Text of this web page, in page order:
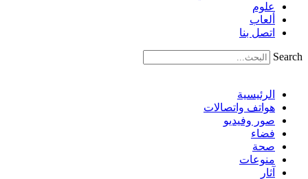
علوم
ألعاب
اتصل بنا
Search
الرئيسية
هواتف واتصالات
صور وفيديو
فضاء
صحة
منوعات
آثار